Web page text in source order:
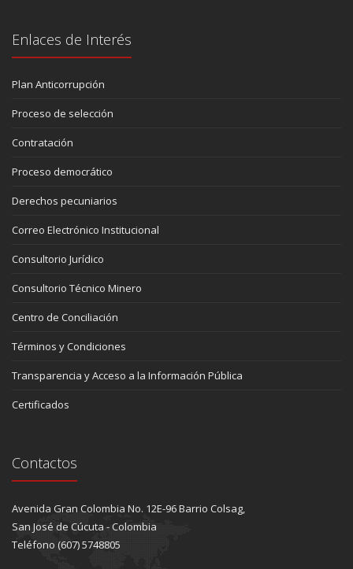
Enlaces de Interés
Plan Anticorrupción
Proceso de selección
Contratación
Proceso democrático
Derechos pecuniarios
Correo Electrónico Institucional
Consultorio Jurídico
Consultorio Técnico Minero
Centro de Conciliación
Términos y Condiciones
Transparencia y Acceso a la Información Pública
Certificados
Contactos
Avenida Gran Colombia No. 12E-96 Barrio Colsag,
San José de Cúcuta - Colombia
Teléfono (607) 5748805